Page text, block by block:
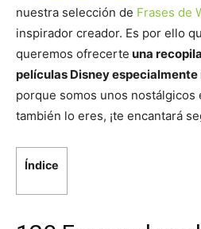
nuestra selección de Frases de
inspirador creador. Es por ello
queremos ofrecerte una
películas Disney
porque somos unos nostálgicos
también lo eres, ¡te encantará
Índice